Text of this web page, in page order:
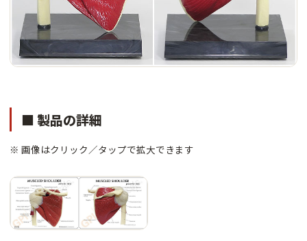
■ 製品の詳細
※ 画像はクリック／タップで拡大できます